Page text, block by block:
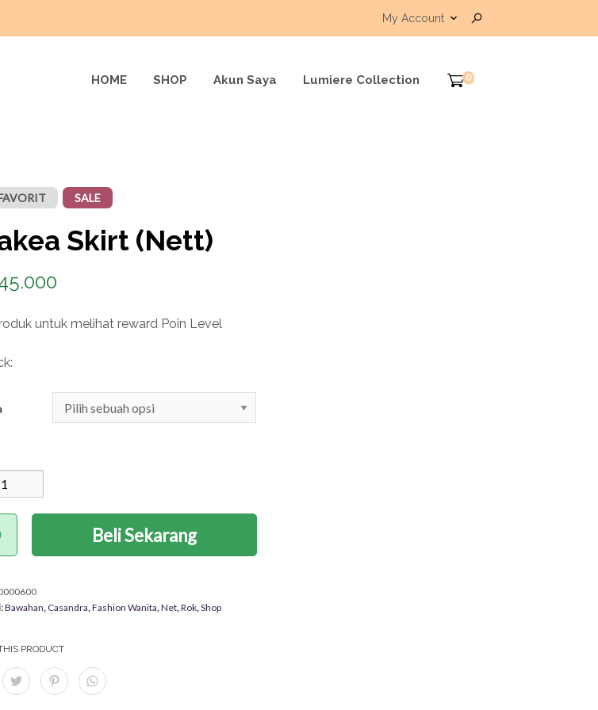
My Account
HOME SHOP Akun Saya Lumiere Collection 0
SALE
Skirt (Nett)
untuk melihat reward Poin Level
Beli Sekarang
Bawahan, Casandra,Fashion Wanita,Net,Rok,Shop
PRODUCT